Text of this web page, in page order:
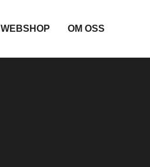
WEBSHOP OM OSS